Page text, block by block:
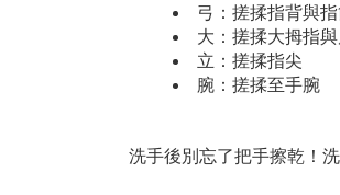
弓：搓揉指背與
大：搓揉大拇指
立：搓揉指尖
腕：搓揉至手腕
洗手後別忘了把手擦乾！